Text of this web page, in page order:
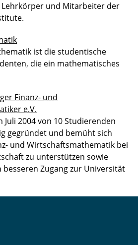
Lehrkörper und Mitarbeiter der
ist die studentische
die ein mathematisches
Finanz- und
e.V.
2004 von 10 Studierenden
gegründet und bemüht sich
und Wirtschaftsmathematik bei
zu unterstützen sowie
Zugang zur Universität